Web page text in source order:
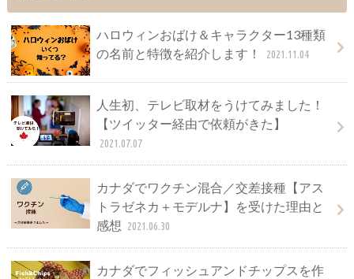
ハロウィンおばけ＆キャラクター13種類
の名前と特徴を紹介します！
2021.11.04
人生初、テレビ取材をうけてみました！
【ツイッター経由で依頼がきた】
2021.07.07
カナダでワクチン混合／交差接種【アス
トラゼネカ＋モデルナ】を受けた理由と
感想 2021.06.30
カナダでフィッシュアンドチップスを作